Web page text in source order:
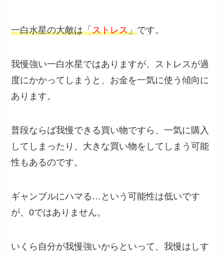
一白水星の大敵は「ストレス」です。
我慢強い一白水星ではありますが、ストレスが過
度にかかってしまうと、お金を一気に使う傾向に
あります。
普段ならば我慢できる買い物ですら、一気に購入
してしまったり、大きな買い物をしてしまう可能
性もあるのです。
ギャンブルにハマる…という可能性は低いです
が、0ではありません。
いくら自分が我慢強いからといって、我慢はしす